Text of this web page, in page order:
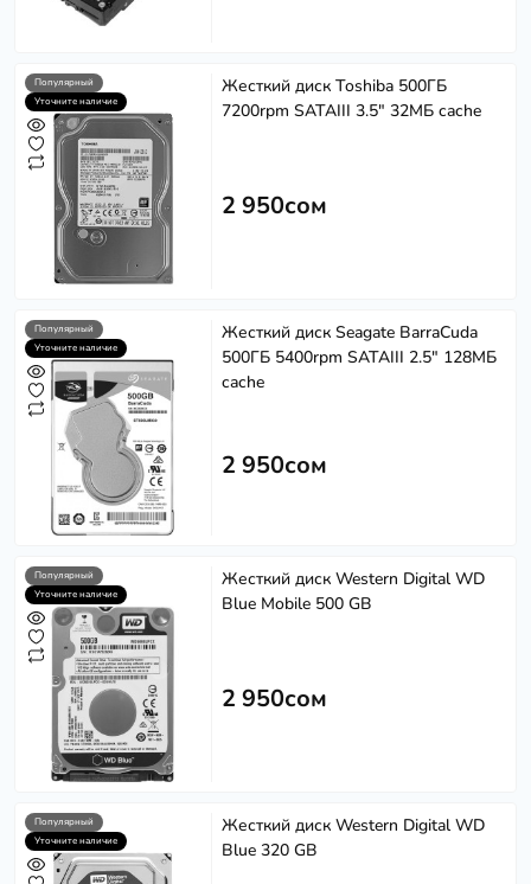
Популярный
Уточните наличие
Жесткий диск Toshiba 500ГБ
7200rpm SATAIII 3.5" 32МБ cache
2 950сом
Популярный
Уточните наличие
Жесткий диск Seagate BarraCuda
500ГБ 5400rpm SATAIII 2.5" 128МБ
cache
2 950сом
Популярный
Уточните наличие
Жесткий диск Western Digital WD
Blue Mobile 500 GB
2 950сом
Популярный
Уточните наличие
Жесткий диск Western Digital WD
Blue 320 GB